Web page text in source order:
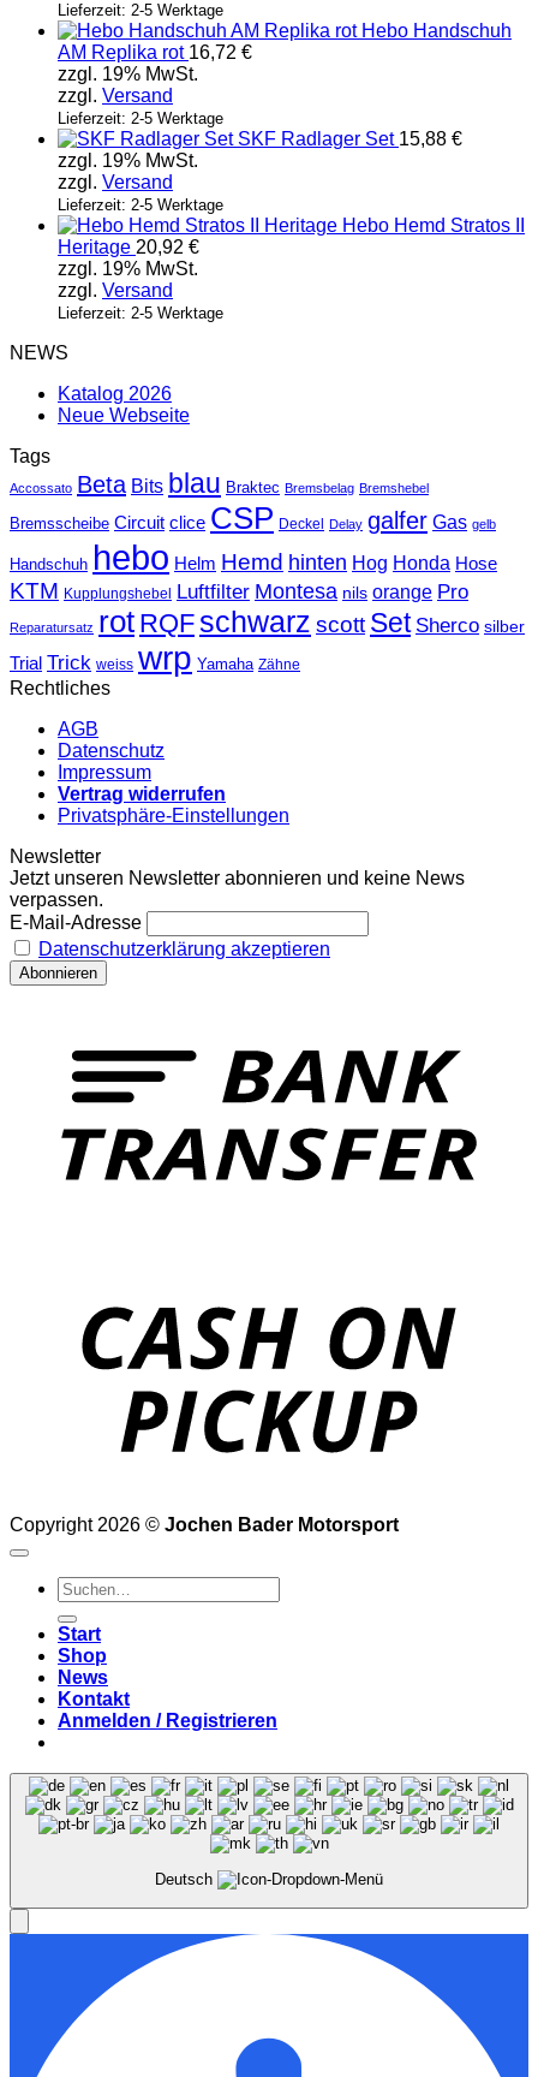
Lieferzeit: 2-5 Werktage
Hebo Handschuh
AM Replika rot 16,72 €
zzgl. 19% MwSt.
zzgl. Versand
Lieferzeit: 2-5 Werktage
SKF Radlager Set 15,88 €
zzgl. 19% MwSt.
zzgl. Versand
Lieferzeit: 2-5 Werktage
Hebo Hemd Stratos II
Heritage 20,92 €
zzgl. 19% MwSt.
zzgl. Versand
Lieferzeit: 2-5 Werktage
NEWS
Katalog 2026
Neue Webseite
Tags
Accossato Beta Bits blau Braktec Bremsbelag Bremshebel
Bremsscheibe Circuit clice CSP Deckel Delay galfer Gas gelb
Handschuh hebo Helm Hemd hinten Hog Honda Hose
KTM Kupplungshebel Luftfilter Montesa nils orange Pro
Reparatursatz rot RQF schwarz scott Set Sherco silber
Trial Trick weiss wrp Yamaha Zähne
Rechtliches
AGB
Datenschutz
Impressum
Vertrag widerrufen
Privatsphäre-Einstellungen
Newsletter
Jetzt unseren Newsletter abonnieren und keine News
verpassen.
E-Mail-Adresse
Datenschutzerklärung akzeptieren
Copyright 2026 © Jochen Bader Motorsport
Suchen
nach:
Start
Shop
News
Kontakt
Anmelden / Registrieren
Deutsch